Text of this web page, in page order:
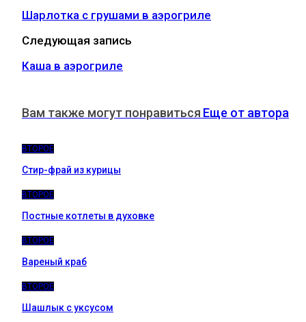
Шарлотка с грушами в аэрогриле
Следующая запись
Каша в аэрогриле
Вам также могут понравиться Еще от автора
ВТОРОЕ
Стир-фрай из курицы
ВТОРОЕ
Постные котлеты в духовке
ВТОРОЕ
Вареный краб
ВТОРОЕ
Шашлык с уксусом